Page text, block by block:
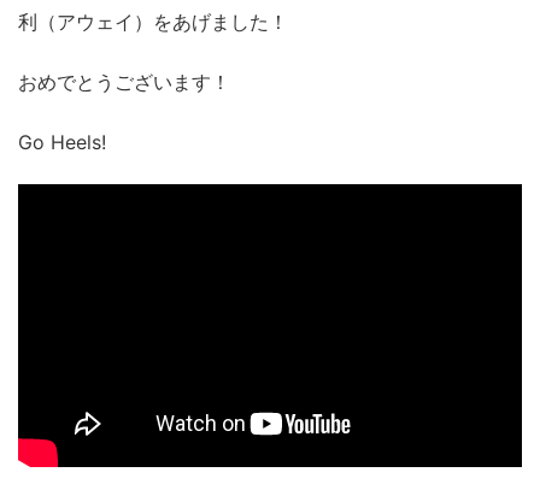
利（アウェイ）をあげました！
おめでとうございます！
Go Heels!